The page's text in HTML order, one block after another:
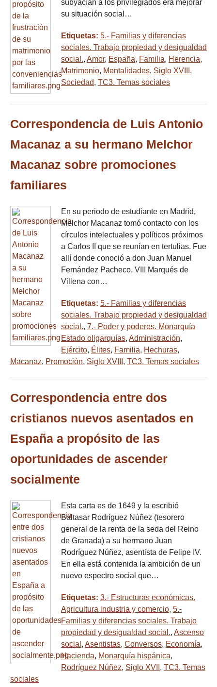
subyacían a los privilegiados era mejorar
su situación social…
Etiquetas: 5.- Familias y diferencias
sociales. Trabajo propiedad y desigualdad
social., Amor, España, Familia, Herencia,
Matrimonio, Mentalidades, Siglo XVIII ,
Sociedad, TC3. Temas sociales
Correspondencia de Luis Antonio
Macanaz a su hermano Melchor
Macanaz sobre promociones
familiares
En su periodo de estudiante en Madrid,
Melchor Macanaz tomó contacto con los
círculos intelectuales y políticos próximos
a Carlos II que se reunían en tertulias. Fue
allí donde conoció a don Juan Manuel
Fernández Pacheco, VIII Marqués de
Villena con…
Etiquetas: 5.- Familias y diferencias
sociales. Trabajo propiedad y desigualdad
social., 7.- Poder y poderes. Monarquía
Estado oligarquías, Administración,
Ejército, Élites, Familia, Hechuras,
Macanaz, Promoción, Siglo XVIII , TC3. Temas sociales
Correspondencia entre dos
cristianos nuevos asentados en
España a propósito de las
oportunidades de ascender
socialmente
Esta carta es de 1649 y la escribió
Baltasar Rodríguez Núñez (tesorero
general de la renta de la seda del Reino
de Granada) a su hermano Juan
Rodríguez Núñez, asentista de Felipe IV.
En ella está contenida la ambición de un
nuevo espectro social que…
Etiquetas: 3.- Estructuras económicas.
Agricultura industria y comercio, 5.-
Familias y diferencias sociales. Trabajo
propiedad y desigualdad social., Ascenso
social , Asentistas, Conversos, Economía,
Hacienda, Monarquía hispánica,
Rodríguez Núñez, Siglo XVII , TC3. Temas
sociales